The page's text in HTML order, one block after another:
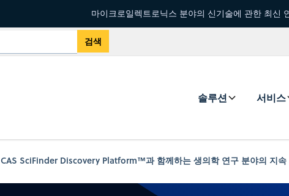
마이크로일렉트로닉스 분야의 신기술에 관한 최신
솔루션 서비스
CAS SciFinder Discovery Platform™과 함께하는 생의학 연구 분야의 지속